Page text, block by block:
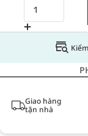
Giao hàng
tận nhà